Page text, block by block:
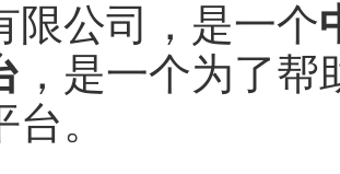
限公司，是一个
，是一个为了
。